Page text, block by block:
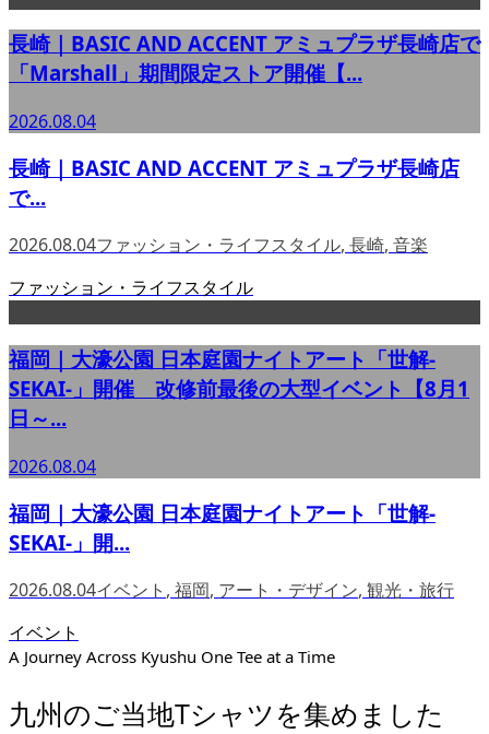
長崎｜BASIC AND ACCENT アミュプラザ長崎店で
「Marshall」期間限定ストア開催【...
2026.08.04
長崎｜BASIC AND ACCENT アミュプラザ長崎店
で...
2026.08.04ファッション・ライフスタイル, 長崎, 音楽
ファッション・ライフスタイル
福岡｜大濠公園 日本庭園ナイトアート「世解-
SEKAI-」開催 改修前最後の大型イベント【8月1
日～...
2026.08.04
福岡｜大濠公園 日本庭園ナイトアート「世解-
SEKAI-」開...
2026.08.04イベント , 福岡, アート・デザイン, 観光・旅行
イベント
A Journey Across Kyushu One Tee at a Time
九州のご当地Tシャツを集めました